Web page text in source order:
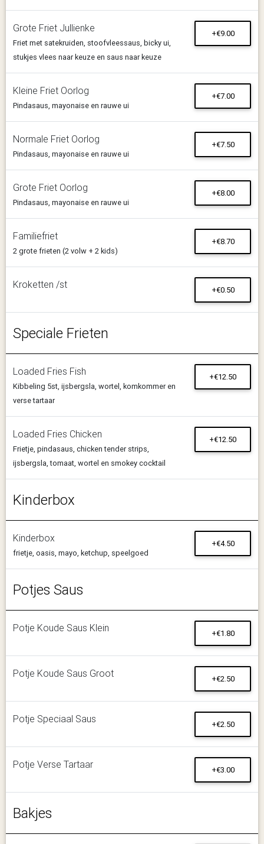
Grote Friet Jullienke
Friet met satekruiden, stoofvleessaus, bicky ui,
stukjes vlees naar keuze en saus naar keuze
+€9.00
Kleine Friet Oorlog
Pindasaus, mayonaise en rauwe ui
+€7.00
Normale Friet Oorlog
Pindasaus, mayonaise en rauwe ui
+€7.50
Grote Friet Oorlog
Pindasaus, mayonaise en rauwe ui
+€8.00
Familiefriet
2 grote frieten (2 volw + 2 kids)
+€8.70
Kroketten /st +€0.50
Speciale Frieten
Loaded Fries Fish
Kibbeling 5st, ijsbergsla, wortel, komkommer en
verse tartaar
+€12.50
Loaded Fries Chicken
Frietje, pindasaus, chicken tender strips,
ijsbergsla, tomaat, wortel en smokey cocktail
+€12.50
Kinderbox
Kinderbox
frietje, oasis, mayo, ketchup, speelgoed
+€4.50
Potjes Saus
Potje Koude Saus Klein +€1.80
Potje Koude Saus Groot +€2.50
Potje Speciaal Saus +€2.50
Potje Verse Tartaar +€3.00
Bakjes